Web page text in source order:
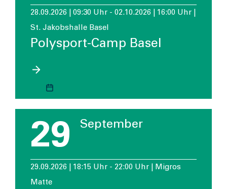
28.09.2026 | 09:30 Uhr - 02.10.2026 | 16:00 Uhr |
St. Jakobshalle Basel
Polysport-Camp Basel
29 September
29.09.2026 | 18:15 Uhr - 22:00 Uhr | Migros
Matte